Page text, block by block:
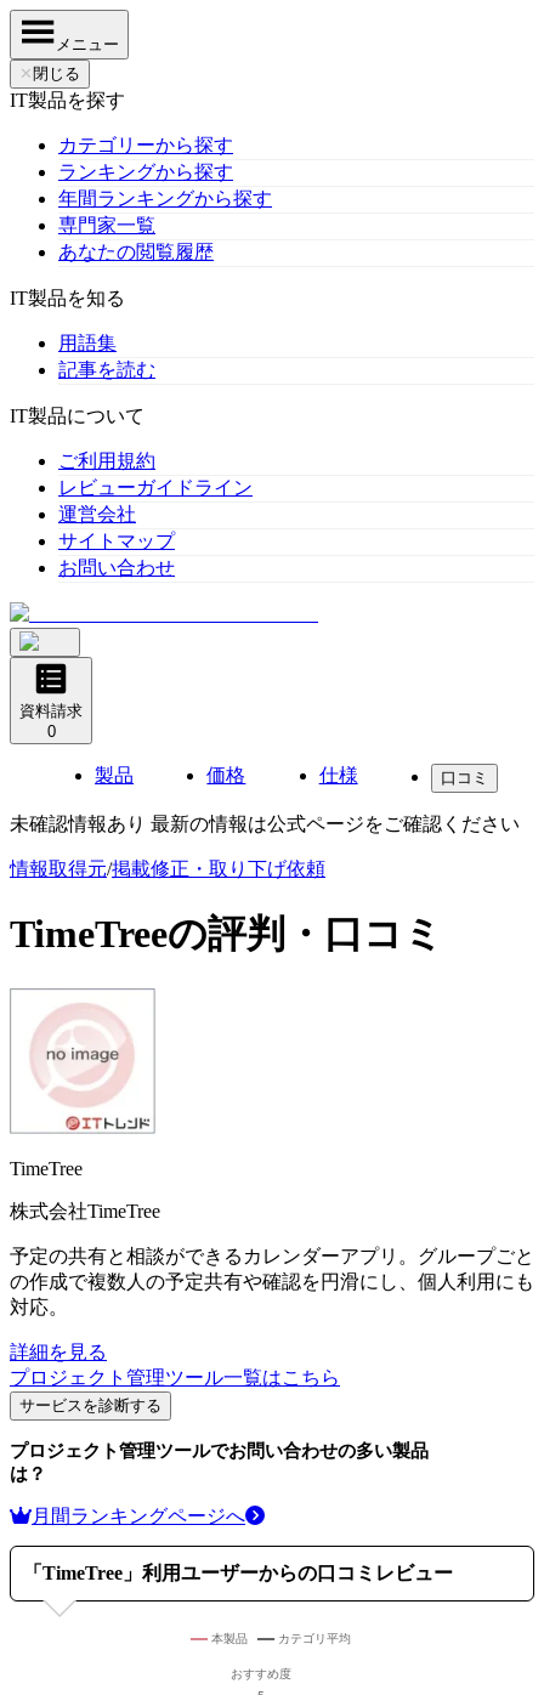
メニュー
✕ 閉じる
IT製品を探す
カテゴリーから探す
ランキングから探す
年間ランキングから探す
専門家一覧
あなたの閲覧履歴
IT製品を知る
用語集
記事を読む
IT製品について
ご利用規約
レビューガイドライン
運営会社
サイトマップ
お問い合わせ
資料請求
0
製品 価格 仕様 口コミ
未確認情報あり 最新の情報は公式ページをご確認ください
情報取得元/掲載修正・取り下げ依頼
TimeTreeの評判・口コミ
TimeTree
株式会社TimeTree
予定の共有と相談ができるカレンダーアプリ。グループごと
の作成で複数人の予定共有や確認を円滑にし、個人利用にも
対応。
詳細を見る
プロジェクト管理ツール一覧はこちら
サービスを診断する
プロジェクト管理ツールでお問い合わせの多い製品
は？
月間ランキングページへ
「 TimeTree 」利用ユーザーからの口コミレビュー